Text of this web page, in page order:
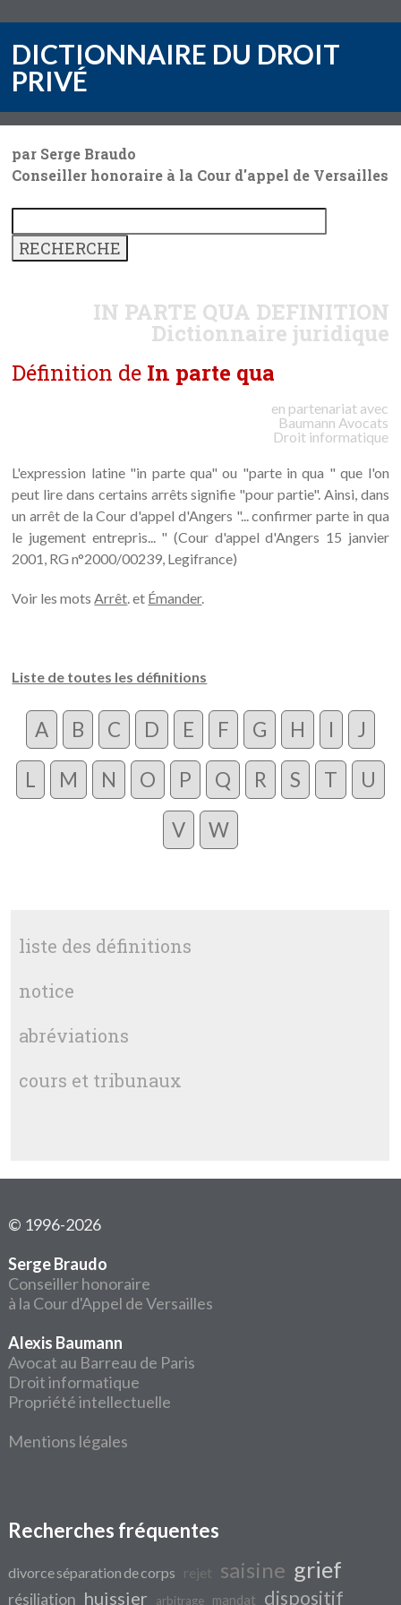
DICTIONNAIRE DU DROIT
PRIVÉ
par Serge Braudo
Conseiller honoraire à la Cour d'appel de Versailles
IN PARTE QUA DEFINITION
Dictionnaire juridique
Définition de In parte qua
en partenariat avec
Baumann Avocats
Droit informatique
L'expression latine "in parte qua" ou "parte in qua " que l'on
peut lire dans certains arrêts signifie "pour partie". Ainsi, dans
un arrêt de la Cour d'appel d'Angers "... confirmer parte in qua
le jugement entrepris... " (Cour d'appel d'Angers 15 janvier
2001, RG n°2000/00239, Legifrance)
Voir les motsArrêt. et Émander.
Liste de toutes les définitions
A B C D E F G H I J
L M N O P Q R S T U
V W
liste des définitions
notice
abréviations
cours et tribunaux
© 1996-2026
Serge Braudo
Conseiller honoraire
à la Cour d'Appel de Versailles
Alexis Baumann
Avocat au Barreau de Paris
Droit informatique
Propriété intellectuelle
Mentions légales
Recherches fréquentes
divorce séparation de corps rejet saisine grief
résiliation huissier arbitrage mandat dispositif